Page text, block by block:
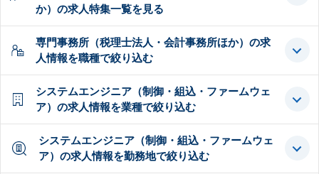
か）の求人特集一覧を見る
専門事務所（税理士法人・会計事務所ほか）の求
人情報を職種で絞り込む
システムエンジニア（制御・組込・ファームウェ
ア）の求人情報を業種で絞り込む
システムエンジニア（制御・組込・ファームウェ
ア）の求人情報を勤務地で絞り込む